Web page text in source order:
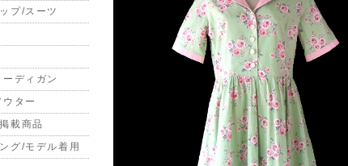
プ/スーツ
ディガン
ウター
載商品
グ/モデル着用